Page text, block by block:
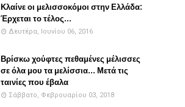
Κλαίνε οι μελισσοκόμοι στην Ελλάδα:
Έρχεται το τέλος...
Δευτέρα, Ιουνίου 06, 2016
Βρίσκω χούφτες πεθαμένες μέλισσες
σε όλα μου τα μελίσσια... Μετά τις
ταινίες που έβαλα
Σάββατο, Φεβρουαρίου 03, 2018